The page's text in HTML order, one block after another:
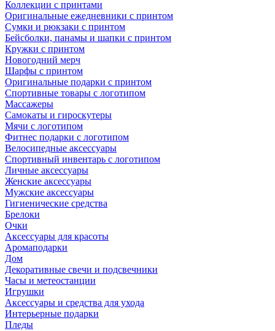
Коллекции с принтами
Оригинальные ежедневники с принтом
Сумки и рюкзаки с принтом
Бейсболки, панамы и шапки с принтом
Кружки с принтом
Новогодний мерч
Шарфы с принтом
Оригинальные подарки с принтом
Спортивные товары с логотипом
Массажеры
Самокаты и гироскутеры
Мячи с логотипом
Фитнес подарки с логотипом
Велосипедные аксессуары
Спортивный инвентарь с логотипом
Личные аксессуары
Женские аксессуары
Мужские аксессуары
Гигиенические средства
Брелоки
Очки
Аксессуары для красоты
Аромаподарки
Дом
Декоративные свечи и подсвечники
Часы и метеостанции
Игрушки
Аксессуары и средства для ухода
Интерьерные подарки
Пледы